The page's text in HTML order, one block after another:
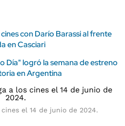
con Darío Barassi al frente
en Casciari
Día" logró la semana de estreno
en Argentina
el 14 de junio de 2024.